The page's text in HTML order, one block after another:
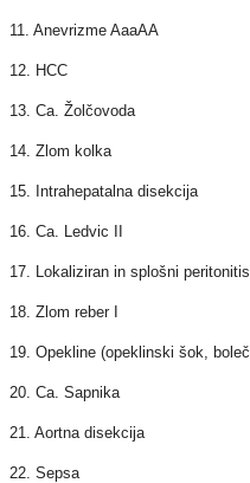
11. Anevrizme AaaAA
12. HCC
1 3. Ca. Žolčovoda
14. Zlom kolka
15. Intrahepatalna disekcija
16. Ca. Ledvic II
17. Lokaliziran in splošni peritonitis
18. Zlom reber I
19. Opekline (opeklinski šok,
20. Ca. Sapnika
21. Aortna disekcija
22. Sepsa